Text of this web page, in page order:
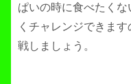
ぱいの時に食べたく
くチャレンジできま
戦しましょう。